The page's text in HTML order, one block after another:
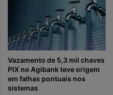
Vazamento de 5,3 mil chaves
PIX no Agibank teve origem
em falhas pontuais nos
sistemas